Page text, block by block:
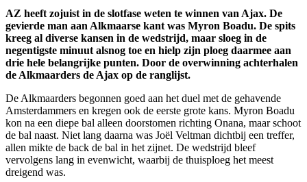
AZ heeft zojuist in de slotfase weten te winnen van Ajax. De
gevierde man aan Alkmaarse kant was Myron Boadu. De spits
kreeg al diverse kansen in de wedstrijd, maar sloeg in de
negentigste minuut alsnog toe en hielp zijn ploeg daarmee aan
drie hele belangrijke punten. Door de overwinning achterhalen
de Alkmaarders de Ajax op de ranglijst.
De Alkmaarders begonnen goed aan het duel met de gehavende
Amsterdammers en kregen ook de eerste grote kans. Myron Boadu
kon na een diepe bal alleen doorstomen richting Onana, maar schoot
de bal naast. Niet lang daarna was Joël Veltman dichtbij een treffer,
allen mikte de back de bal in het zijnet. De wedstrijd bleef
vervolgens lang in evenwicht, waarbij de thuisploeg het meest
dreigend was.